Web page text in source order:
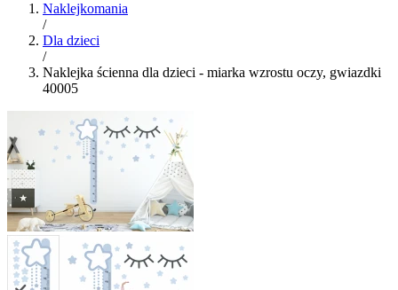
Naklejkomania
/
Dla dzieci
/
Naklejka ścienna dla dzieci - miarka wzrostu oczy, gwiazdki
40005